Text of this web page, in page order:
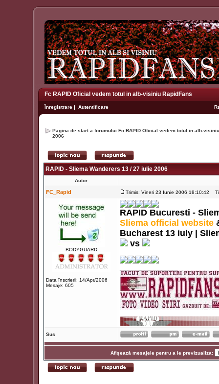
Fc RAPID Oficial vedem totul in alb-visiniu RapidFans
Înregistrare | Autentificare
Pagina de start a forumului Fc RAPID Oficial vedem totul in alb-
2006
RAPID - Sliema Wanderers 13 / 27 iulie 2006
Autor
FC_Rapid Trimis: Vineri 23 Iunie 2006 18:10:42
BODYGUARD
Data înscrierii: 14/Apr/2006
Mesaje: 605
RAPID Bucuresti -
Sliema official website
Bucharest 13 iuly |
vs
Sus
Afişează mesajele pentru a le previzualiza: